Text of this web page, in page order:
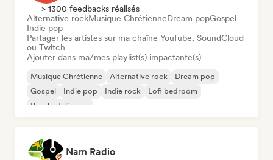
> 1300 feedbacks réalisés
Alternative rockMusique ChrétienneDream popGospel
Indie pop
Partager les artistes sur ma chaîne YouTube, SoundCloud
ou Twitch
Ajouter dans ma/mes playlist(s) impactante(s)
Musique Chrétienne Alternative rock
Dream pop
Gospel
Indie pop Indie rock
Lofi bedroom
Psychedelic pop
Nam Radio